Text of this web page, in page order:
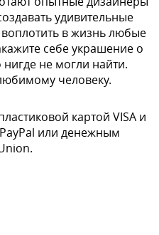
удивительные
в жизнь любые
себе украшение о
не могли найти.
человеку.
картой VISA и
или денежным